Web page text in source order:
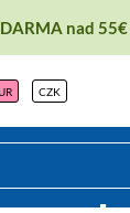
nad 55€
CZK